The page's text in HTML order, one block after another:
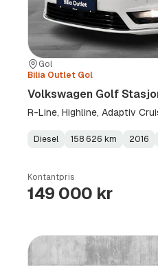
Sted:
Gol
Forhandler:
Bilia Outlet Gol
Volkswagen Golf
R-Line, Highline, Adaptiv
Fuel
Diesel
Kilometerstand:
158 626 km
Model
2016
Gearbox
Kontantpris
149 000 kr